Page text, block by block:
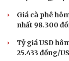
Giá cà phê
nhất 98.300
Tỷ giá USD
25.433 đồng/